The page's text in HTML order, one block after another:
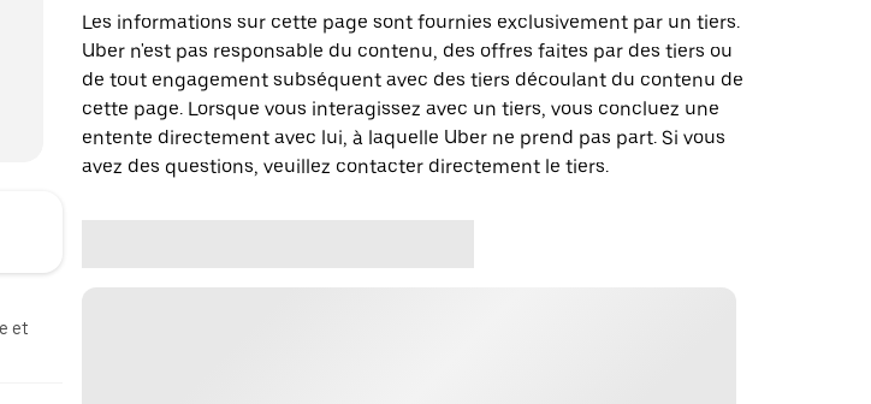
et
Les informations sur cette page sont fournies exclusivement par un tiers.
Uber n'est pas responsable du contenu, des offres faites par des tiers ou
de tout engagement subséquent avec des tiers découlant du contenu de
cette page. Lorsque vous interagissez avec un tiers, vous concluez une
entente directement avec lui, à laquelle Uber ne prend pas part. Si vous
avez des questions, veuillez contacter directement le tiers.